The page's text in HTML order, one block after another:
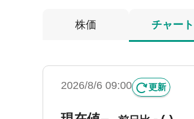
株価 チャート
2026/8/6 09:00 更新